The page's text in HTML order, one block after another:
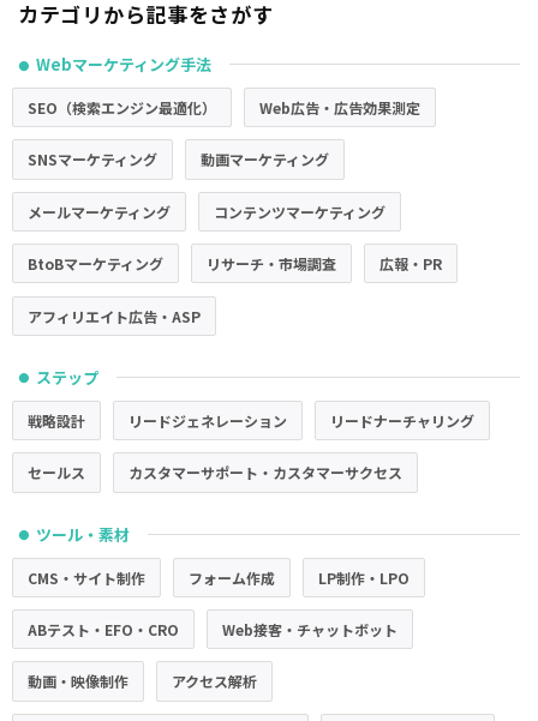
カテゴリから記事をさがす
● Webマーケティング手法
SEO（検索エンジン最適化） Web広告・広告効果測定
SNSマーケティング 動画マーケティング
メールマーケティング コンテンツマーケティング
BtoBマーケティング リサーチ・市場調査 広報・PR
アフィリエイト広告・ASP
● ステップ
戦略設計 リードジェネレーション リードナーチャリング
セールス カスタマーサポート・カスタマーサクセス
● ツール・素材
CMS・サイト制作 フォーム作成 LP制作・LPO
ABテスト・EFO・CRO Web接客・チャットボット
動画・映像制作 アクセス解析